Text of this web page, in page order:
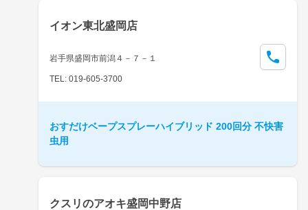
イオン東北盛岡店
岩手県盛岡市前潟４－７－１
TEL: 019-605-3700
おすだけベープスプレーハイブリッド 200回分 不快害
虫用
クスリのアオキ盛岡中野店